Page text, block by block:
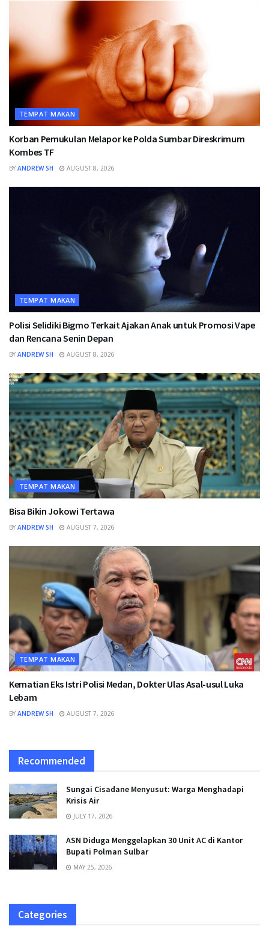
TEMPAT MAKAN
Korban Pemukulan Melapor ke Polda Sumbar Direskrimum
Kombes TF
BY ANDREW SH AUGUST 8, 2026
TEMPAT MAKAN
Polisi Selidiki Bigmo Terkait Ajakan Anak untuk Promosi Vape
dan Rencana Senin Depan
BY ANDREW SH AUGUST 8, 2026
TEMPAT MAKAN
Bisa Bikin Jokowi Tertawa
BY ANDREW SH AUGUST 7, 2026
TEMPAT MAKAN
Kematian Eks Istri Polisi Medan, Dokter Ulas Asal-usul Luka
Lebam
BY ANDREW SH AUGUST 7, 2026
Recommended
Sungai Cisadane Menyusut: Warga Menghadapi
Krisis Air
JULY 17, 2026
ASN Diduga Menggelapkan 30 Unit AC di Kantor
Bupati Polman Sulbar
MAY 25, 2026
Categories